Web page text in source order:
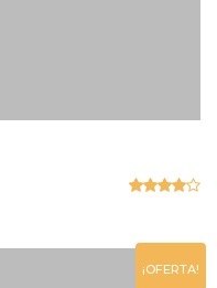
de 5
¡OFERTA!